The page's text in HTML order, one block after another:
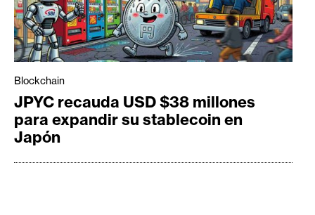
Blockchain
JPYC recauda USD $38 millones
para expandir su stablecoin en
Japón